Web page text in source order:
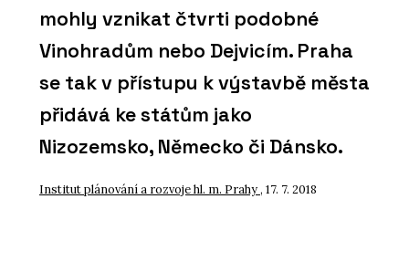
mohly vznikat čtvrti podobné
Vinohradům nebo Dejvicím. Praha
se tak v přístupu k výstavbě města
přidává ke státům jako
Nizozemsko, Německo či Dánsko.
Institut plánování a rozvoje hl. m. Prahy , 17. 7. 2018